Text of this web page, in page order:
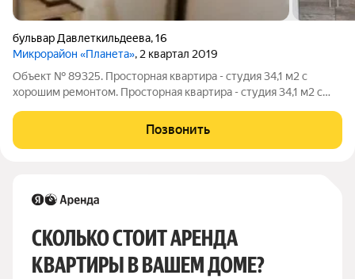
бульвар Давлеткильдеева,16
Микрорайон «Планета», 2 квартал 2019
Объект № 89325. Просторная квартира - студия 34,1 м2 с
хорошим ремонтом. Просторная квартира - студия 34,1 м2 с
Давлеткильдеева 16. 12й этаж. В доме консъерж, 4 лифта. В
прихожей удобный и вместительный шкаф
Позвонить
СКОЛЬКО СТОИТ АРЕНДА
КВАРТИРЫ В ВАШЕМ ДОМЕ?